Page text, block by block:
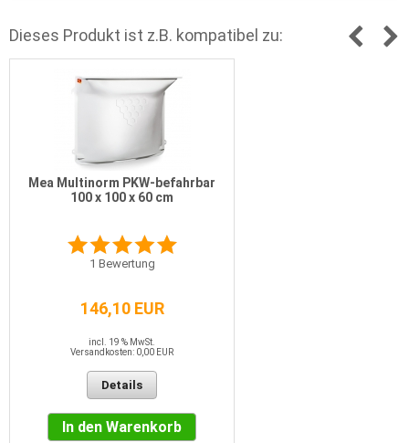
Dieses Produkt ist z.B. kompatibel zu:
Mea Multinorm PKW-befahrbar
100 x 100 x 60 cm
1 Bewertung
146,10 EUR
incl. 19 % MwSt.
Versandkosten: 0,00 EUR
Details
In den Warenkorb